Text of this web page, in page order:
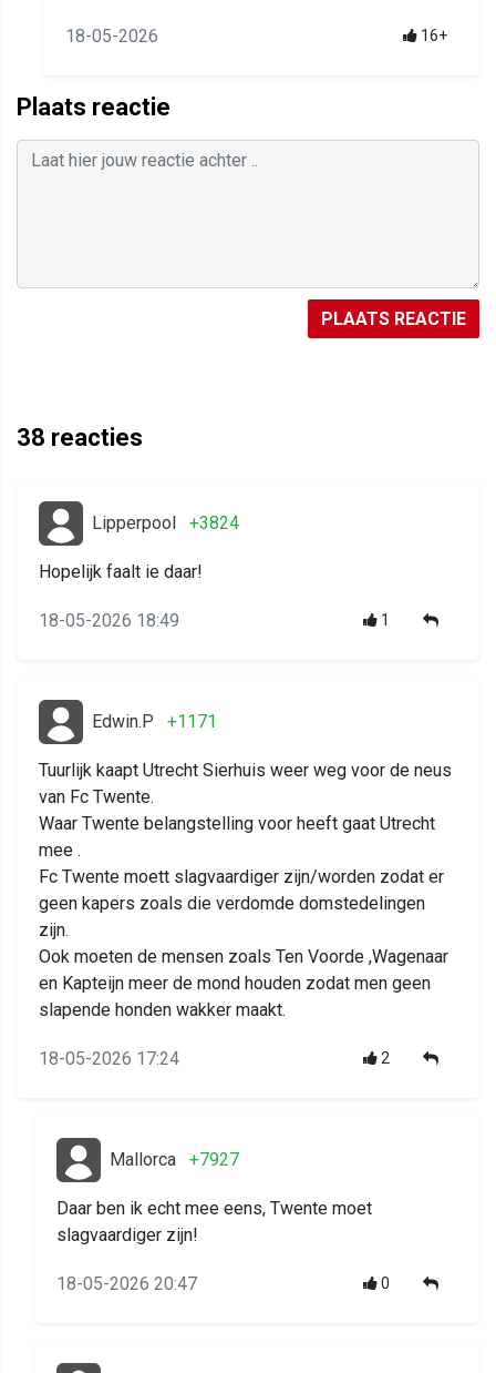
18-05-2026 16+
Plaats reactie
PLAATS REACTIE
38 reacties
Lipperpool +3824
Hopelijk faalt ie daar!
18-05-2026 18:49 1
Edwin.P +1171
Tuurlijk kaapt Utrecht Sierhuis weer weg voor de neus
van Fc Twente.
Waar Twente belangstelling voor heeft gaat Utrecht
mee .
Fc Twente moett slagvaardiger zijn/worden zodat er
geen kapers zoals die verdomde domstedelingen
zijn.
Ook moeten de mensen zoals Ten Voorde ,Wagenaar
en Kapteijn meer de mond houden zodat men geen
slapende honden wakker maakt.
18-05-2026 17:24 2
Mallorca +7927
Daar ben ik echt mee eens, Twente moet
slagvaardiger zijn!
18-05-2026 20:47 0